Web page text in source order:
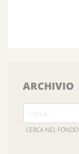
ARCHIVIO
CERCA NEL